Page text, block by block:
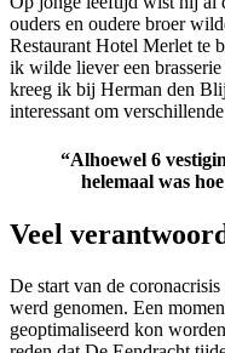
ouders en oudere broer
Restaurant Hotel Merlet te
ik wilde liever een brasserie
kreeg ik bij Herman den
interessant om
“Alhoewel 6
helemaal was
Veel
De start van de
werd genomen. Een
geoptimaliseerd kon